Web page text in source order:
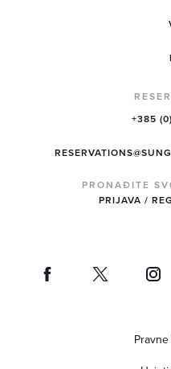
+385
PRONAĐITE
PRIJAVA /